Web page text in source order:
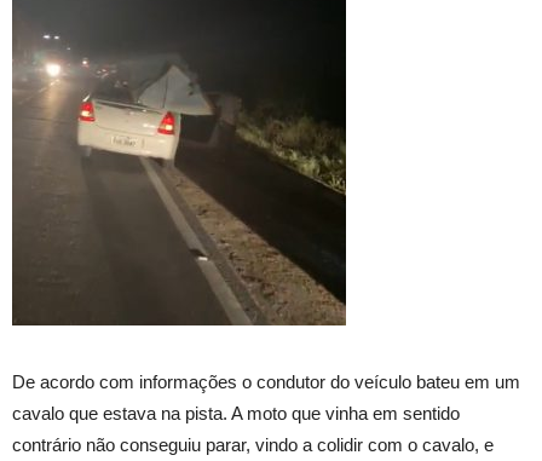
De acordo com informações o condutor do veículo bateu em um
cavalo que estava na pista. A moto que vinha em sentido
contrário não conseguiu parar, vindo a colidir com o cavalo, e